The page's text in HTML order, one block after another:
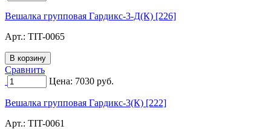
Вешалка групповая Гардикс-3-Д(К) [226]
Арт.: TIT-0065
Сравнить
Цена: 7030 руб.
Вешалка групповая Гардикс-3(К) [222]
Арт.: TIT-0061